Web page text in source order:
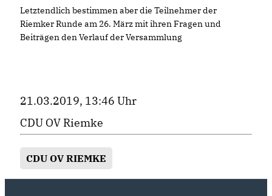
Letztendlich bestimmen aber die Teilnehmer der
Riemker Runde am 26. März mit ihren Fragen und
Beiträgen den Verlauf der Versammlung
21.03.2019, 13:46 Uhr
CDU OV Riemke
CDU OV RIEMKE